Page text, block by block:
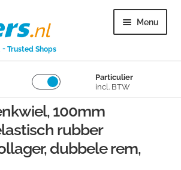
- Trusted Shops
Menu
Particulier
incl. BTW
100mm
rubber
dubbele rem,